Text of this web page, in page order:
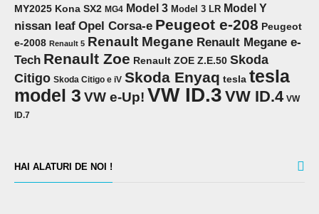
MY2025 Kona SX2 MG4 Model 3 Model 3 LR Model Y
nissan leaf Opel Corsa-e Peugeot e-208 Peugeot
e-2008 Renault 5 Renault Megane Renault Megane e-
Tech Renault Zoe Renault ZOE Z.E.50 Skoda
Citigo Skoda Citigo e iV Skoda Enyaq tesla tesla
model 3 VW e-Up! VW ID.3 VW ID.4 VW
ID.7
HAI ALATURI DE NOI !